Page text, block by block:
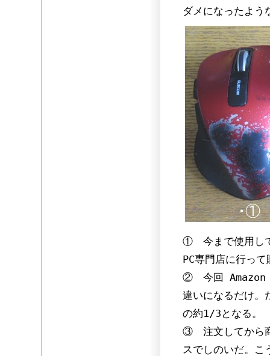
ダメになったよう
① 今まで使用して
PC専門店に行っ
② 今回 Amazon
違いになるだけ。
の約1/3となる。
③ 注文してから商
スでしのいだ。